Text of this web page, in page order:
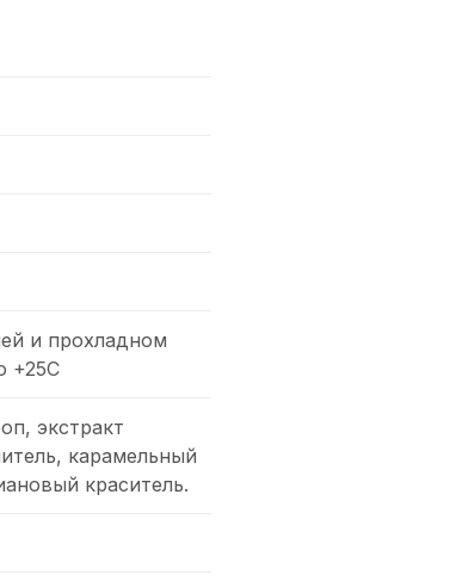
и прохладном
+25С
экстракт
карамельный
краситель.